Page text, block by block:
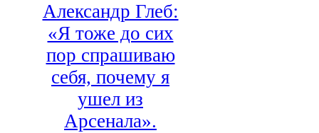
Александр Глеб:
«Я тоже до сих
пор спрашиваю
себя, почему я
ушел из
Арсенала».